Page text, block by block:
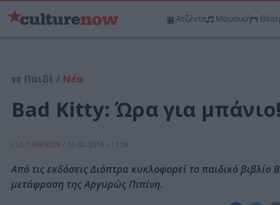
Ατζέντα Μουσική
Παιδί / Νέα
Bad Kitty: Ώρα για
CULTURENOW / 16-02-2016 / 11:58
Από τις εκδόσεις Διόπτρα κυκλοφορεί το παιδικό
μετάφραση της Αργυρώς Πιπίνη.